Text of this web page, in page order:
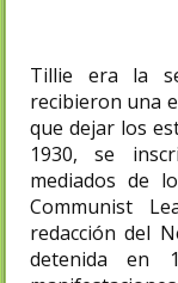
Tillie era la
recibieron una
que dejar los
1930, se
mediados de
Communist
redacción del
detenida en